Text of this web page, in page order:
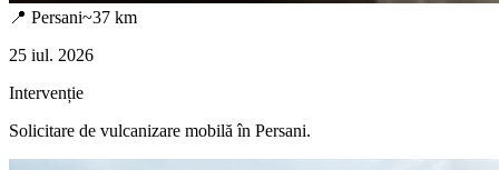
📍 Persani~37 km
25 iul. 2026
Intervenție
Solicitare de vulcanizare mobilă în Persani.